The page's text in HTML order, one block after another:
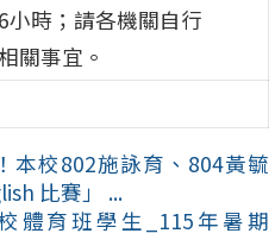
小時；請各機關自行
關事宜。
本校802施詠育、804黃毓
比賽」 ...
體育班學生_115年暑期